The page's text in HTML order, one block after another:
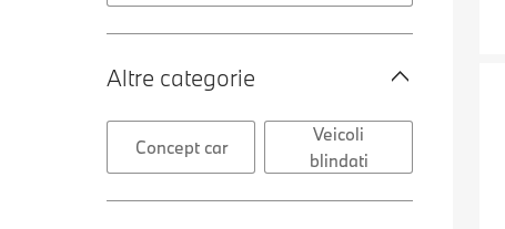
Altre categorie
Concept car
Veicoli
blindati